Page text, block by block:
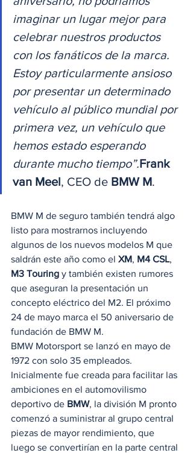
imaginar un lugar mejor para
celebrar nuestros productos
con los fanáticos de la marca.
Estoy particularmente ansioso
por presentar un determinado
vehículo al público mundial por
primera vez, un vehículo que
hemos estado esperando
durante mucho tiempo”.Frank
van Meel, CEO de BMW M.
BMW M de seguro también tendrá algo
listo para mostrarnos incluyendo
algunos de los nuevos modelos M que
saldrán este año como el XM, M4 CSL,
M3 Touring y también existen rumores
que aseguran la presentación un
concepto eléctrico del M2. El próximo
24 de mayo marca el 50 aniversario de
fundación de BMW M.
BMW Motorsport se lanzó en mayo de
1972 con solo 35 empleados.
Inicialmente fue creada para facilitar las
ambiciones en el automovilismo
deportivo de BMW, la división M pronto
comenzó a suministrar al grupo central
piezas de mayor rendimiento, que
luego se convertirían en la parte central